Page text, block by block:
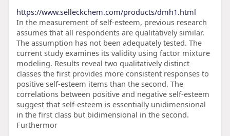
https://www.selleckchem.com/products/dmh1.html
In the measurement of self-esteem, previous research
assumes that all respondents are qualitatively similar.
The assumption has not been adequately tested. The
current study examines its validity using factor mixture
modeling. Results reveal two qualitatively distinct
classes the first provides more consistent responses to
positive self-esteem items than the second. The
correlations between positive and negative self-esteem
suggest that self-esteem is essentially unidimensional
in the first class but bidimensional in the second.
Furthermor